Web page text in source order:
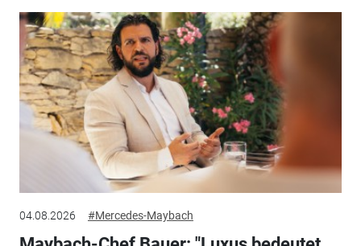
04.08.2026 #Mercedes-Maybach